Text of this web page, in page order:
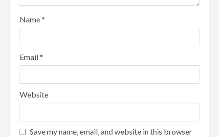
Name*
Email*
Website
Save my name, email, and website in this browser